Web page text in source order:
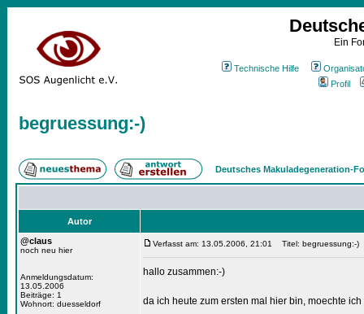
Ein
Technische Hilfe
Profil
begruessung:-)
Deutsches Makuladegeneration-
Autor
@claus
noch neu hier
Anmeldungsdatum:
13.05.2006
Beiträge: 1
Wohnort: duesseldorf
Verfasst am: 13.05.2006, 21:01 Titel: begruessung:-)
hallo zusammen:-)
da ich heute zum ersten mal hier bin, moechte